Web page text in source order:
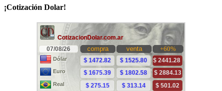
¡Cotización Dolar!